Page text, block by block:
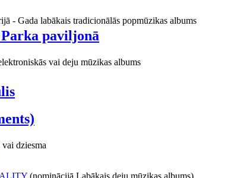
paviljonā
- Gada labākais tradicionālās popmūzikas albums
vai deju mūzikas albums
dziesma
(nominācijā Labākais deju mūzikas albums)